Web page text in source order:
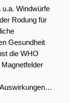
Windwürfe
Rodung für
Gesundheit
die WHO